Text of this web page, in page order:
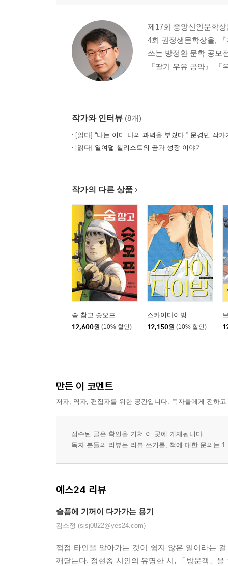
제17회 중앙신인문학
4회 권정생문학상을,
쓰는 방정환 문학 공모
『딸기 우유 공약』
작가와 인터뷰 (8개)
[읽다] “나는 이미 나의 과녁을 부쉈다.” 문경민 작가가 부순 과
[읽다] 열여덟 첼리스트의 꿈과 성장 이야기
작가의 다른 상품
숨 참고 슛오프
12,600원 (10% 할인)
스카이다이빙
12,150원 (10% 할인)
만든 이 코멘트
저자, 역자, 편집자를 위한 공간입니다. 독자들에게 전하
접수된 글은 확인을 거쳐 이 곳에 게재됩니다.
독자 분들의 리뷰는 리뷰 쓰기를, 책에 대한 문의는
예스24 리뷰
슬픔에 기꺼이 다가가는 용기
김소정 (sjsj0822@yes24.com)
점점 타인을 알아가는 것이 쉽지 않은 일이라는
깨닫는다. 정현종 시인의 유명한 시, 「방문객」